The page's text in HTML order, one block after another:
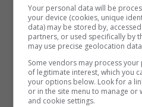
Sì, facciamo i nostri
La-la-la-la, la-la-la-
Si!
La-la-la-la, la-la-la-la-
I nostri assi fuori!
Your personal data will be
your device (cookies, unique
data) may be stored by,
partners, or used specifically by
may use precise geolocation
Some vendors may process
of legitimate interest, which you
your options below. Look for a
or in the site menu to manage or
and cookie settings.